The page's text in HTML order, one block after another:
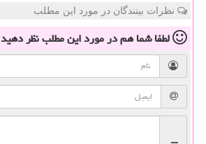
نظرات بینندگان در مورد این مطلب
لطفا شما همدر مورد این مطلبنظر دهید